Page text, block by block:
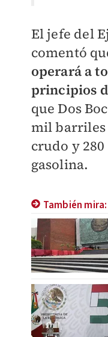
​El jefe del
comentó
operará a
principios
que Dos
mil barriles
crudo y
gasolina.
También mira: